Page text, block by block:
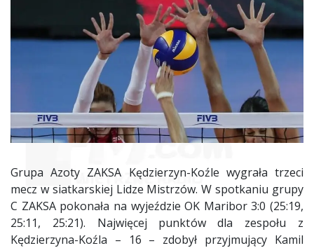
Grupa Azoty ZAKSA Kędzierzyn-Koźle wygrała trzeci
mecz w siatkarskiej Lidze Mistrzów. W spotkaniu grupy
C ZAKSA pokonała na wyjeździe OK Maribor 3:0 (25:19,
25:11, 25:21). Najwięcej punktów dla zespołu z
Kędzierzyna-Koźla – 16 – zdobył przyjmujący Kamil